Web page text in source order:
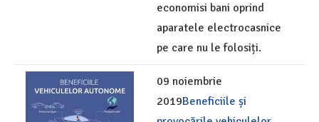
economisi bani oprind
aparatele electrocasnice
pe care nu le folosiți.
09 noiembrie
2019Beneficiile și